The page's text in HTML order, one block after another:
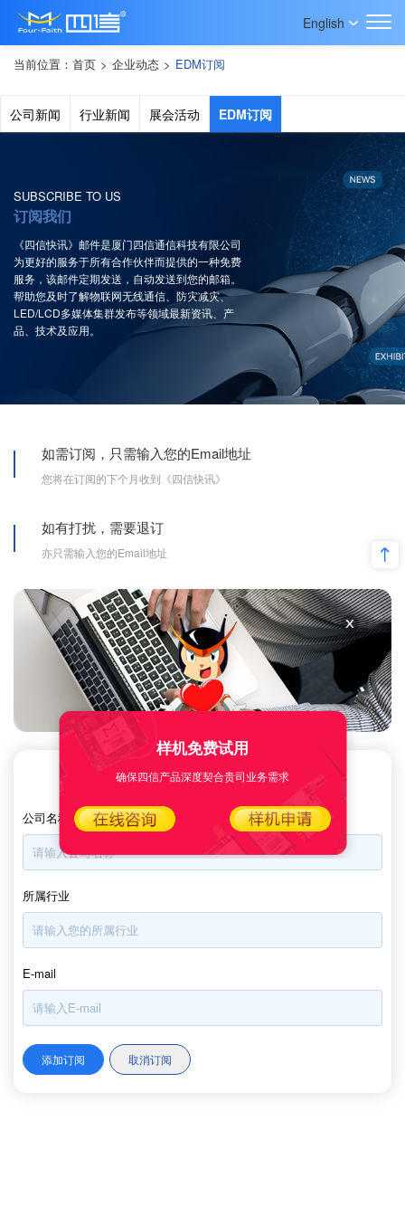
English
当前位置： 首页 > 企业动态 > EDM订阅
公司新闻 行业新闻 展会活动 EDM订阅
SUBSCRIBE TO US
订阅我们
《四信快讯》邮件是厦门四信通信科技有限公司
为更好的服务于所有合作伙伴而提供的一种免费
服务，该邮件定期发送，自动发送到您的邮箱。
帮助您及时了解物联网无线通信、防灾减灾、
LED/LCD多媒体集群发布等领域最新资讯、产
品、技术及应用。
如需订阅，只需输入您的Email地址
您将在订阅的下个月收到《四信快讯》
如有打扰，需要退订
亦只需输入您的Email地址
感谢您对四信通信的关注与支持！
公司名称
所属行业
E-mail
样机免费试用
确保四信产品深度契合贵司业务需求